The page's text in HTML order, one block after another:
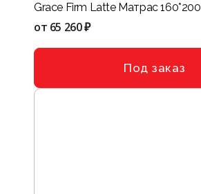
Grace Firm Latte Матрас 160*200
от 65 260 ₽
Под заказ